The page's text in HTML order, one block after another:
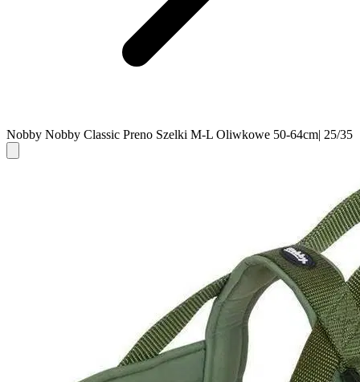
Nobby Nobby Classic Preno Szelki M-L Oliwkowe 50-64cm| 25/35